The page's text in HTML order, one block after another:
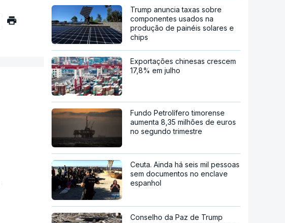
Trump anuncia taxas sobre
componentes usados na
produção de painéis solares e
chips
Exportações chinesas crescem
17,8% em julho
Fundo Petrolífero timorense
aumenta 8,35 milhões de euros
no segundo trimestre
Ceuta. Ainda há seis mil pessoas
sem documentos no enclave
espanhol
Conselho da Paz de Trump